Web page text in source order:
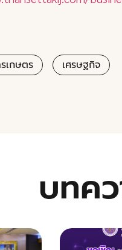
เกษตร เศรษฐกิจ
บทค